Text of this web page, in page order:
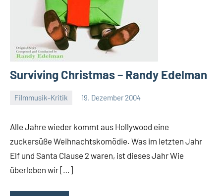
Surviving Christmas – Randy Edelman
Filmmusik-Kritik 19. Dezember 2004
Alle Jahre wieder kommt aus Hollywood eine
zuckersüße Weihnachtskomödie. Was im letzten Jahr
Elf und Santa Clause 2 waren, ist dieses Jahr Wie
überleben wir […]